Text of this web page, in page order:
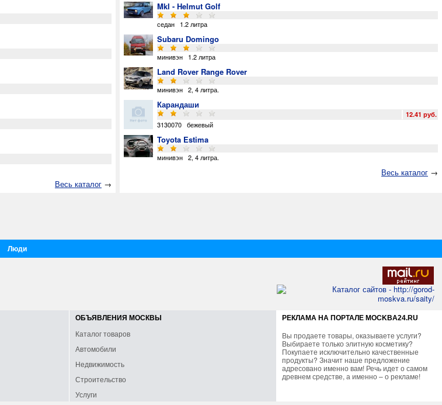
Весь каталог →
MkI - Helmut Golf
седан 1.2 литра
Subaru Domingo
минивэн 1.2 литра
Land Rover Range Rover
минивэн 2, 4 литра.
Карандаши
12.41 руб.
3130070 бежевый
Toyota Estima
минивэн 2, 4 литра.
Весь каталог →
Люди
ОБЪЯВЛЕНИЯ МОСКВЫ
Каталог товаров
Автомобили
Недвижимость
Строительство
Услуги
РЕКЛАМА НА ПОРТАЛЕ MOCKBA24.RU
Вы продаете товары, оказываете услуги?
Выбираете только элитную косметику?
Покупаете исключительно качественные
продукты? Значит наше предложение
адресовано именно вам! Речь идет о самом
древнем средстве, а именно – о рекламе!